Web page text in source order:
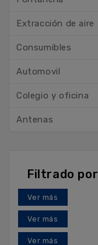
Extracción de aire
Consumibles
Automovil
Colegio y oficina
Antenas
Filtrado por